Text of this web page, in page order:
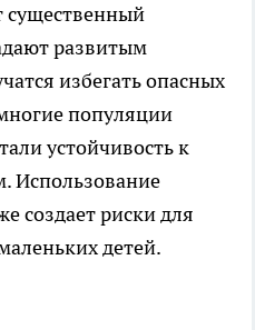
развитым
избегать опасных
популяции
устойчивость к
Использование
создает риски для
детей.